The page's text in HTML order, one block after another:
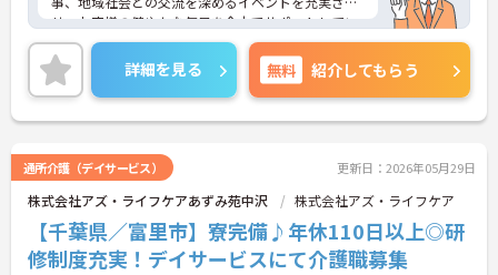
せ、お客様の健やかな毎日を全力でサポートしてい
ます。
「職員のはたらきやすい職場づくり」にも力をいれ
ており、ワークライフバランスを大切にしていま
す。福利厚生も充実しており、長く安心して働いて
いいただける環境です。社内外研修制度も充実して
是非お気軽にお問い合わせください。
詳細を見る 無料 紹介してもらう
通所介護（デイサービス） 更新日：2026年05月29日
株式会社アズ・ライフケアあずみ苑中沢 株式会社アズ・ライフケア
【千葉県／富里市】寮完備♪年休110日以上◎研
修制度充実！デイサービスにて介護職募集